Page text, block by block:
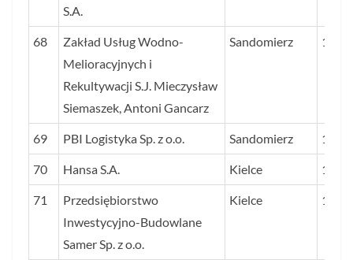
S.A.
68
Zakład Usług Wodno-
Melioracyjnych i
Rekultywacji S.J. Mieczysław
Siemaszek, Antoni Gancarz
Sandomierz 166
69 PBI Logistyka Sp. z o.o. Sandomierz 162
70 Hansa S.A. Kielce 158
71
Przedsiębiorstwo
Inwestycyjno-Budowlane
Samer Sp. z o.o.
Kielce 152